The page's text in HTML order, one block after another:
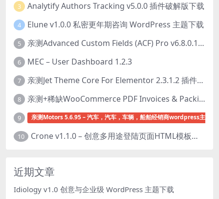
3 Analytify Authors Tracking v5.0.0 插件破解版下载
4 Elune v1.0.0 私密更年期咨询 WordPress 主题下载
5 亲测Advanced Custom Fields (ACF) Pro v6.8.0.1 + Advanced Custom Fields: Extended PRO v0.9.2.3 | 网站开发自定义字段插件下载
6 MEC – User Dashboard 1.2.3
7 亲测Jet Theme Core For Elementor 2.3.1.2 插件下载
8 亲测+稀缺WooCommerce PDF Invoices & Packing Slips Professional v2.20.0 + Templates v2.25.1 [by WpOverNight] WooCommerce PDF 发票和装箱单插件下载
9 亲测Motors 5.6.95 – 汽车，汽车，车辆，船舶经销商wordpress主题下
10 Crone v1.1.0 – 创意多用途登陆页面HTML模板下载
近期文章
Idiology v1.0 创意与企业级 WordPress 主题下载